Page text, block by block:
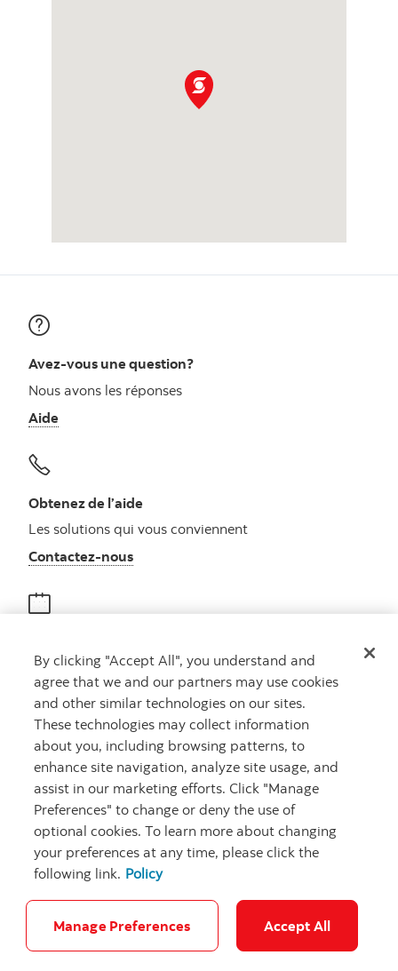
Avez-vous une question?
Nous avons les réponses
Aide
Obtenez de l’aide
Les solutions qui vous conviennent
Contactez-nousAutres numéros, contactez-nous par
Rencontrez un conseiller
Prenez rendez-vous
Carrières Ma banque à moi Notes juridiques Confidentialité
By clicking "Accept All", you understand and
agree that we and our partners may use cookies
and other similar technologies on our sites.
These technologies may collect information
about you, including browsing patterns, to
enhance site navigation, analyze site usage, and
assist in our marketing efforts. Click "Manage
Preferences" to change or deny the use of
optional cookies. To learn more about changing
your preferences at any time, please click the
following link. Policy
Manage Preferences Accept All